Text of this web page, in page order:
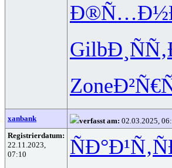
Gilb
Zone
xanbank verfasst am: 02.03.2025,
Registrierdatum:
22.11.2023,
07:10
ÑÐ°Ð¹Ñ‚